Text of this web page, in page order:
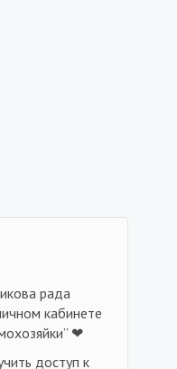
рада
кабинете
❤
доступ к